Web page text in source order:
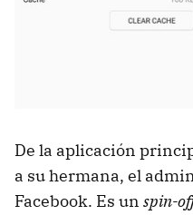
De la aplicación
a su hermana, el
Facebook. Es un spin-